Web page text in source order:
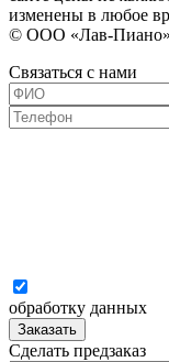
изменены в любое
© ООО «Лав-Пиано»
Связаться с нами
обработку данных
Заказать
Сделать предзаказ